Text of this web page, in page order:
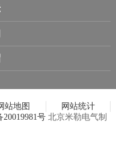
站地图
网站统计
20019981号 北京米勒电气制